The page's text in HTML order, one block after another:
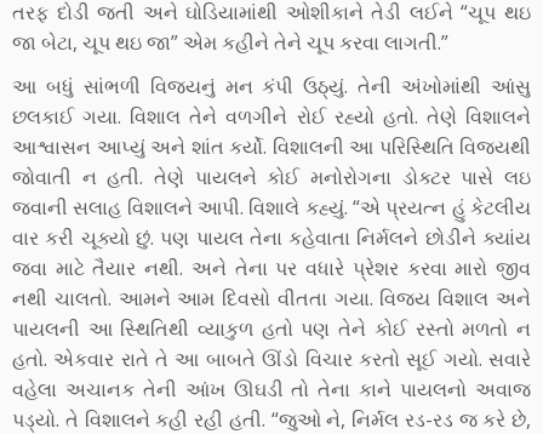
તરફ દોડી જતી અને ઘોડિયામાંથી ઓશીકાને તેડી લઈને “ચૂપ થઇ
જા બેટા, ચૂપ થઇ જા” એમ કહીને તેને ચૂપ કરવા લાગતી.”
આ બધું સાંભળી વિજયનું મન કંપી ઉઠ્યું. તેની અંખોમાંથી આંસુ
છલકાઈ ગયા. વિશાલ તેને વળગીને રોઈ રહ્યો હતો. તેણે વિશાલને
આશ્વાસન આપ્યું અને શાંત કર્યો. વિશાલની આ પરિસ્થિતિ વિજયથી
જોવાતી ન હતી. તેણે પાયલને કોઈ મનોરોગના ડોક્ટર પાસે લઇ
જવાની સલાહ વિશાલને આપી. વિશાલે કહ્યું. “એ પ્રયત્ન હું કેટલીય
વાર કરી ચૂક્યો છું. પણ પાયલ તેના કહેવાતા નિર્મલને છોડીને ક્યાંય
જવા માટે તૈયાર નથી. અને તેના પર વધારે પ્રેશર કરવા મારો જીવ
નથી ચાલતો. આમને આમ દિવસો વીતતા ગયા. વિજય વિશાલ અને
પાયલની આ સ્થિતિથી વ્યાકુળ હતો પણ તેને કોઈ રસ્તો મળતો ન
હતો. એકવાર રાતે તે આ બાબતે ઊંડો વિચાર કરતો સૂઈ ગયો. સવારે
વહેલા અચાનક તેની આંખ ઊઘડી તો તેના કાને પાયલનો અવાજ
પડ્યો. તે વિશાલને કહી રહી હતી. “જુઓ ને, નિર્મલ રડ-રડ જ કરે છે,